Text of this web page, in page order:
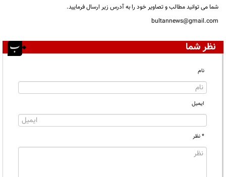
شما می توانید مطالب و تصاویر خود را به آدرس زیر ارسال فرمایید.
bultannews@gmail.com
نظر شما
نام
ایمیل
* نظر